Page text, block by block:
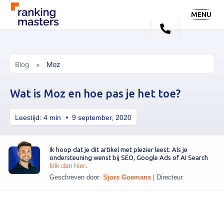
MENU
Blog Moz
Leestijd: 4 min 9 september, 2020
Wat is Moz en hoe pas je het toe?
Ik hoop dat je dit artikel met plezier leest. Als je
ondersteuning wenst bij SEO, Google Ads of AI Search
klik dan hier
Geschreven door: Sjors Goemans | Directeur